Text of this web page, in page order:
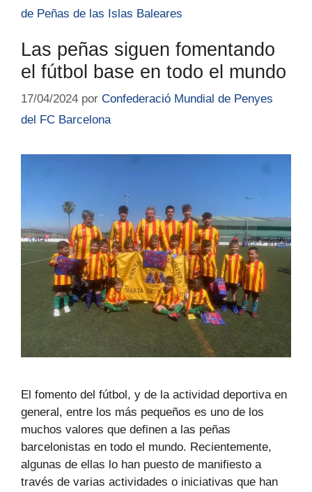
de Peñas de las Islas Baleares
Las peñas siguen fomentando
el fútbol base en todo el mundo
17/04/2024 por Confederació Mundial de Penyes
del FC Barcelona
El fomento del fútbol, y de la actividad deportiva en
general, entre los más pequeños es uno de los
muchos valores que definen a las peñas
barcelonistas en todo el mundo. Recientemente,
algunas de ellas lo han puesto de manifiesto a
través de varias actividades o iniciativas que han